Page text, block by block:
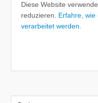
Diese Website
reduzieren. Erfahre, wie
verarbeitet werden.